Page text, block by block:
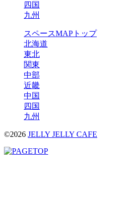
四国
九州
スペースMAPトップ
北海道
東北
関東
中部
近畿
中国
四国
九州
©2026 JELLY JELLY CAFE